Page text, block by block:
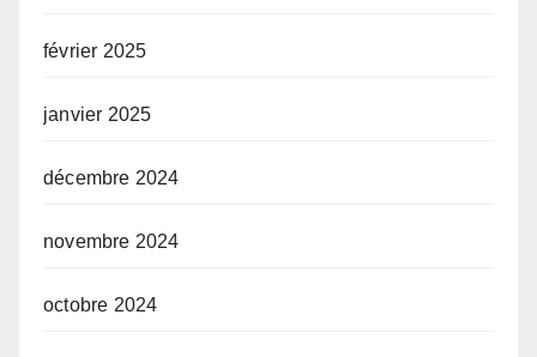
février 2025
janvier 2025
décembre 2024
novembre 2024
octobre 2024